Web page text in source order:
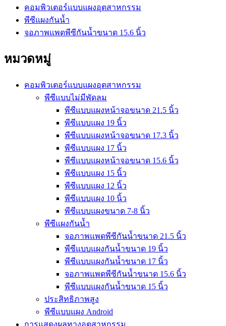
คอมพิวเตอร์แบบแผงอุตสาหกรรม
พีซีแผงกันน้ำ
จอภาพแพดพีซีกันน้ำขนาด 15.6 นิ้ว
หมวดหมู่
คอมพิวเตอร์แบบแผงอุตสาหกรรม
พีซีแบบไม่มีพัดลม
พีซีแบบแผงหน้าจอขนาด 21.5 นิ้ว
พีซีแบบแผง 19 นิ้ว
พีซีแบบแผงหน้าจอขนาด 17.3 นิ้ว
พีซีแบบแผง 17 นิ้ว
พีซีแบบแผงหน้าจอขนาด 15.6 นิ้ว
พีซีแบบแผง 15 นิ้ว
พีซีแบบแผง 12 นิ้ว
พีซีแบบแผง 10 นิ้ว
พีซีแบบแผงขนาด 7-8 นิ้ว
พีซีแผงกันน้ำ
จอภาพแพดพีซีกันน้ำขนาด 21.5 นิ้ว
พีซีแบบแผงกันน้ำขนาด 19 นิ้ว
พีซีแบบแผงกันน้ำขนาด 17 นิ้ว
จอภาพแพดพีซีกันน้ำขนาด 15.6 นิ้ว
พีซีแบบแผงกันน้ำขนาด 15 นิ้ว
ประสิทธิภาพสูง
พีซีแบบแผง Android